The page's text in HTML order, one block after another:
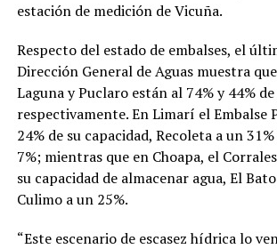
estación de medición de Vicuña.
Respecto del estado de embalses, el
Dirección General de Aguas muestra
Laguna y Puclaro están al 74% y 44%
respectivamente. En Limarí el Embalse
24% de su capacidad, Recoleta a un
7%; mientras que en Choapa, el
su capacidad de almacenar agua, El
Culimo a un 25%.
“Este escenario de escasez hídrica lo